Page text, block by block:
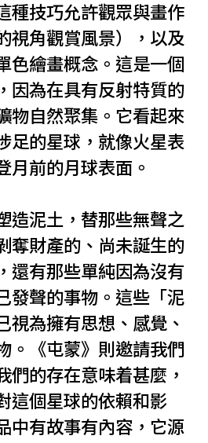
種技巧允許觀眾與畫作
視角觀賞風景），以及
色繪畫概念。這是一個
因為在具有反射特質的
物自然聚集。它看起來
足的星球，就像火星表
月前的月球表面。
造泥土，替那些無聲之
奪財產的、尚未誕生的
還有那些單純因為沒有
發聲的事物。這些「泥
視為擁有思想、感覺、
。《屯蒙》則邀請我們
們的存在意味着甚麼，
這個星球的依賴和影
中有故事有內容，它源